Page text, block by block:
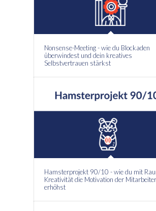
Nonsense-Meeting - wie du Blockaden
überwindest und dein kreatives
Selbstvertrauen stärkst
Hamsterprojekt 90/10 - wie du mit
Kreativität die Motivation der Mitarbeiter
erhöhst